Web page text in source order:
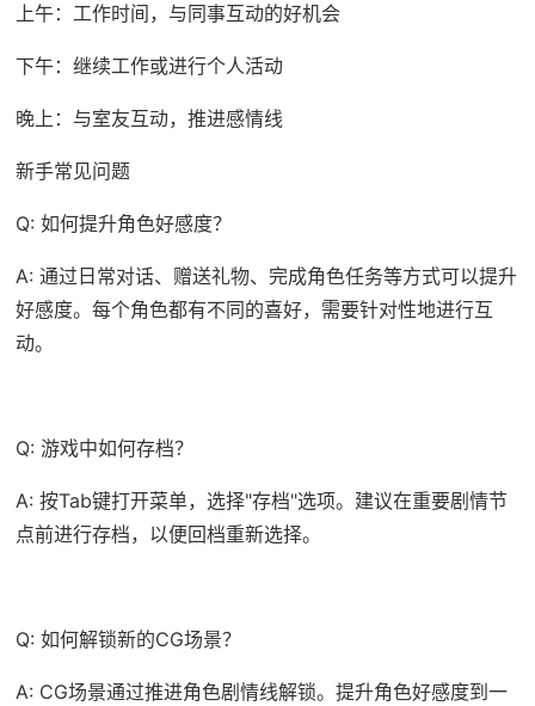
上午：工作时间，与同事互动的好机会
下午：继续工作或进行个人活动
晚上：与室友互动，推进感情线
新手常见问题
Q: 如何提升角色好感度？
A: 通过日常对话、赠送礼物、完成角色任务等方式可以提升
好感度。每个角色都有不同的喜好，需要针对性地进行互
动。
Q: 游戏中如何存档？
A: 按Tab键打开菜单，选择"存档"选项。建议在重要剧情节
点前进行存档，以便回档重新选择。
Q: 如何解锁新的CG场景？
A: CG场景通过推进角色剧情线解锁。提升角色好感度到一